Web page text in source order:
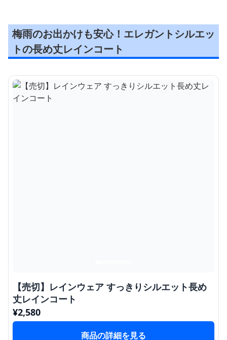
梅雨のお出かけも安心！エレガントシルエッ
トの長め丈レインコート
【売切】レインウェア すっきりシルエット長め
丈レインコート
¥2,580
商品の詳細を見る